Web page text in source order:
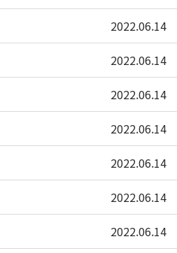
2022.06.14
2022.06.14
2022.06.14
2022.06.14
2022.06.14
2022.06.14
2022.06.14